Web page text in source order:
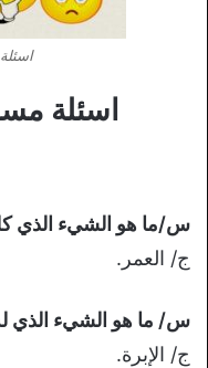
اسئلة
س/ما هو الشيء الذي
ج/ العمر.
س/ ما هو الشيء الذي
ج/ الإبرة.